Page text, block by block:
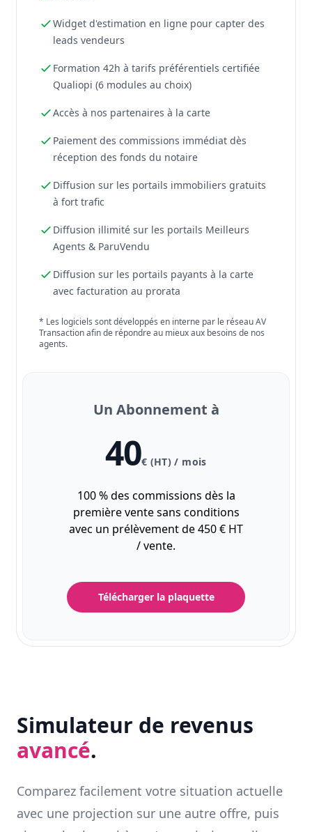
Widget d'estimation en ligne pour capter des
leads vendeurs
Formation 42h à tarifs préférentiels certifiée
Qualiopi (6 modules au choix)
Accès à nos partenaires à la carte
Paiement des commissions immédiat dès
réception des fonds du notaire
Diffusion sur les portails immobiliers gratuits
à fort trafic
Diffusion illimité sur les portails Meilleurs
Agents & ParuVendu
Diffusion sur les portails payants à la carte
avec facturation au prorata
* Les logiciels sont développés en interne par le réseau AV
Transaction afin de répondre au mieux aux besoins de nos
agents.
Un Abonnement à
40€ (HT) / mois
100 % des commissions dès la
première vente sans conditions
avec un prélèvement de 450 € HT
/ vente.
Télécharger la plaquette
Simulateur de revenus
avancé.
Comparez facilement votre situation actuelle
avec une projection sur une autre offre, puis